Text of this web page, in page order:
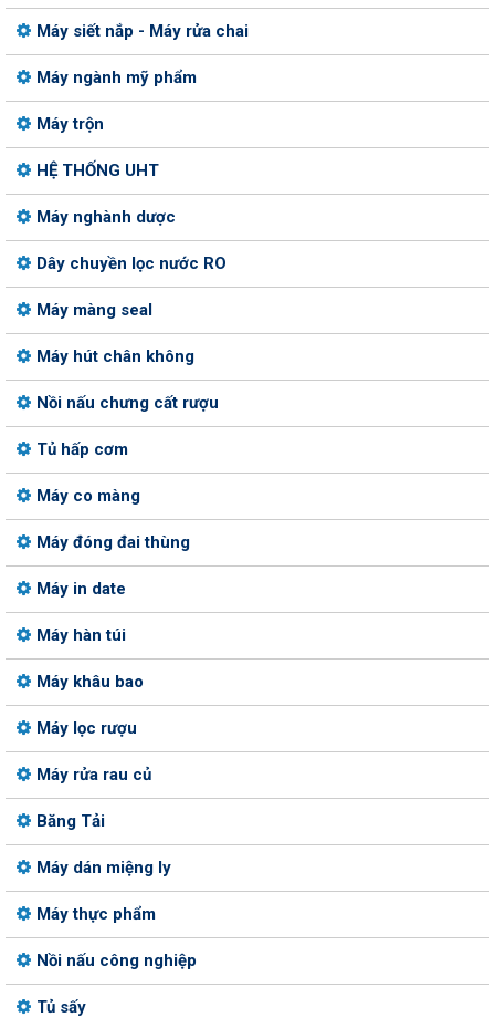
Máy siết nắp - Máy rửa chai
Máy ngành mỹ phẩm
Máy trộn
HỆ THỐNG UHT
Máy nghành dược
Dây chuyền lọc nước RO
Máy màng seal
Máy hút chân không
Nồi nấu chưng cất rượu
Tủ hấp cơm
Máy co màng
Máy đóng đai thùng
Máy in date
Máy hàn túi
Máy khâu bao
Máy lọc rượu
Máy rửa rau củ
Băng Tải
Máy dán miệng ly
Máy thực phẩm
Nồi nấu công nghiệp
Tủ sấy